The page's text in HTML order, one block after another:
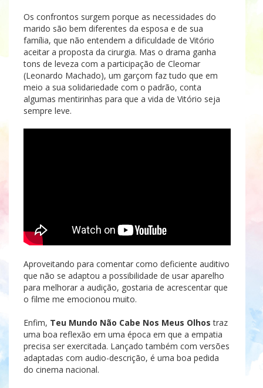
Os confrontos surgem porque as necessidades do
marido são bem diferentes da esposa e de sua
família, que não entendem a dificuldade de Vitório
aceitar a proposta da cirurgia. Mas o drama ganha
tons de leveza com a participação de Cleomar
(Leonardo Machado), um garçom faz tudo que em
meio a sua solidariedade com o padrão, conta
algumas mentirinhas para que a vida de Vitório seja
sempre leve.
Aproveitando para comentar como deficiente auditivo
que não se adaptou a possibilidade de usar aparelho
para melhorar a audição, gostaria de acrescentar que
o filme me emocionou muito.
Enfim, Teu Mundo Não Cabe Nos Meus Olhos traz
uma boa reflexão em uma época em que a empatia
precisa ser exercitada. Lançado também com versões
adaptadas com audio-descrição, é uma boa pedida
do cinema nacional.